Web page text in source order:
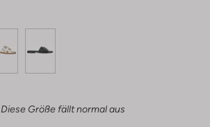
Diese Größe fällt normal aus